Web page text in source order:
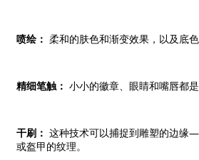
喷绘： 柔和的肤色和渐变效果，以及底色
精细笔触： 小小的徽章、眼睛和嘴唇都是
干刷： 这种技术可以捕捉到雕塑的边缘
或盔甲的纹理。